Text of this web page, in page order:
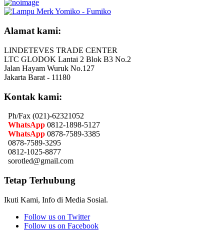
Alamat kami:
LINDETEVES TRADE CENTER
LTC GLODOK Lantai 2 Blok B3 No.2
Jalan Hayam Wuruk No.127
Jakarta Barat - 11180
Kontak kami:
Ph/Fax (021)-62321052
WhatsApp 0812-1898-5127
WhatsApp 0878-7589-3385
0878-7589-3295
0812-1025-8877
sorotled@gmail.com
Tetap Terhubung
Ikuti Kami, Info di Media Sosial.
Follow us on Twitter
Follow us on Facebook